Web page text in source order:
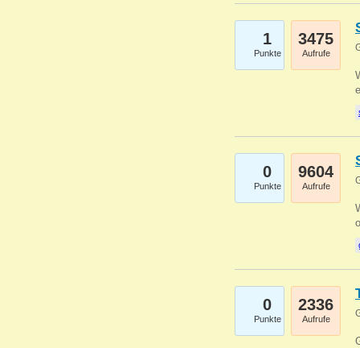
1
Punkte
3475
Aufrufe
0
Punkte
9604
Aufrufe
0
Punkte
2336
Aufrufe